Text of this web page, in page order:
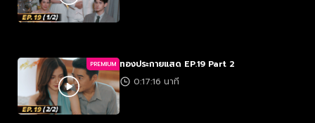
PREMIUM ทองประกายแสด EP.19 Part 2
0:17:16 นาที